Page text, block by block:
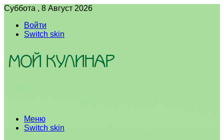
Суббота , 8 Август 2026
Войти
Switch skin
Меню
Switch skin